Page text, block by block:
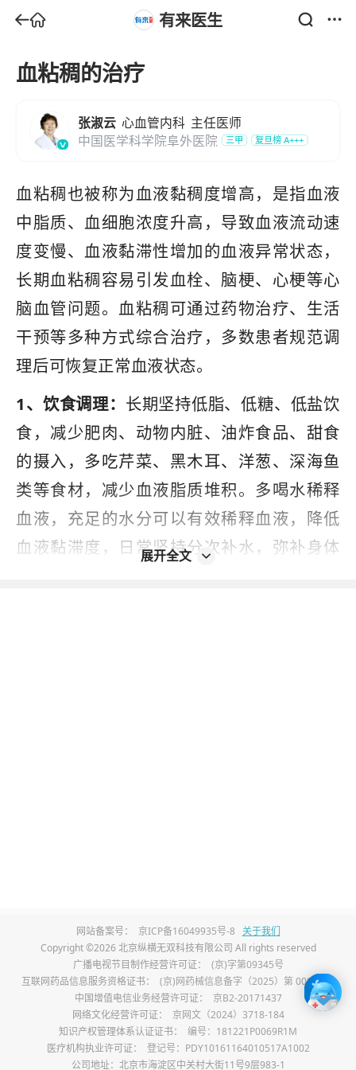
有来医生
血粘稠的治疗
张淑云 心血管内科 主任医师
中国医学科学院阜外医院
三甲 复旦榜A+++
血粘稠也被称为血液黏稠度增高，是指血液
中脂质、血细胞浓度升高，导致血液流动速
度变慢、血液黏滞性增加的血液异常状态，
长期血粘稠容易引发血栓、脑梗、心梗等心
脑血管问题。血粘稠可通过药物治疗、生活
干预等多种方式综合治疗，多数患者规范调
理后可恢复正常血液状态。
1、饮食调理： 长期坚持低脂、低糖、低盐饮
食，减少肥肉、动物内脏、油炸食品、甜食
的摄入，多吃芹菜、黑木耳、洋葱、深海鱼
类等食材，减少血液脂质堆积。多喝水稀释
血液，充足的水分可以有效稀释血液，降低
血液黏滞度，日常坚持分次补水，弥补身体
化血液，改善血液粘稠状态，常用药物有阿
托伐他汀、瑞舒伐他汀、辛伐他汀、非诺贝
特。还可以通过抑制血小板聚集，避免血液
内斑块和血栓形成，降低血液黏稠度，预防
血管堵塞，常用药物有阿司匹林、氯吡格
展开全文
网站备案号： 京ICP备16049935号-8 关于我们
Copyright ©2026 北京纵横无双科技有限公司 All rights reserved
广播电视节目制作经营许可证：
(京)字第09345号
互联网药品信息服务资格证书：
(京)网药械信息备字（2025）第 00017 号
中国增值电信业务经营许可证：
京B2-20171437
网络文化经营许可证：
京网文（2024）3718-184
知识产权管理体系认证证书：
编号：181221P0069R1M
医疗机构执业许可证：
登记号：PDY10161164010517A1002
公司地址：北京市海淀区中关村大街11号9层983-1